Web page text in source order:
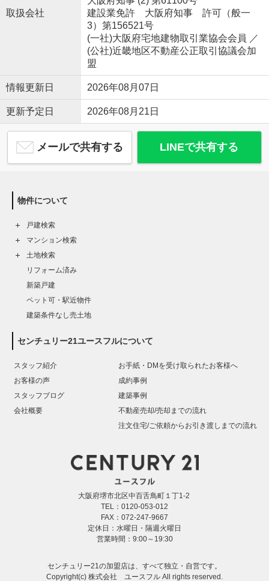
取扱会社
建設業免許 大阪府知事 許可（般一
3）第156521号
(一社)大阪府宅地建物取引業協会会員 ／
(公社)近畿地区不動産公正取引協議会加
盟
情報更新日 2026年08月07日
更新予定日 2026年08月21日
メールで共有する LINEで共有する
物件について
戸建検索
マンション検索
土地検索
リフォーム済み
新築戸建
ペット可・駅近物件
建築条件なし売土地
センチュリー21ユースフルについて
スタッフ紹介
お客様の声
スタッフブログ
会社概要
お手紙・DMを受け取られたお客様へ
成約事例
建築事例
不動産売却/売却までの流れ
注文住宅/ご依頼からお引き渡しまでの流れ
大阪府堺市北区中百舌鳥町１丁1-2
TEL：0120-053-012
FAX：072-247-9667
定休日：水曜日・隔週火曜日
営業時間：9:00～19:30
センチュリー21の加盟店は、すべて独立・自営です。
Copyright(c) 株式会社 ユースフル All rights reserved.